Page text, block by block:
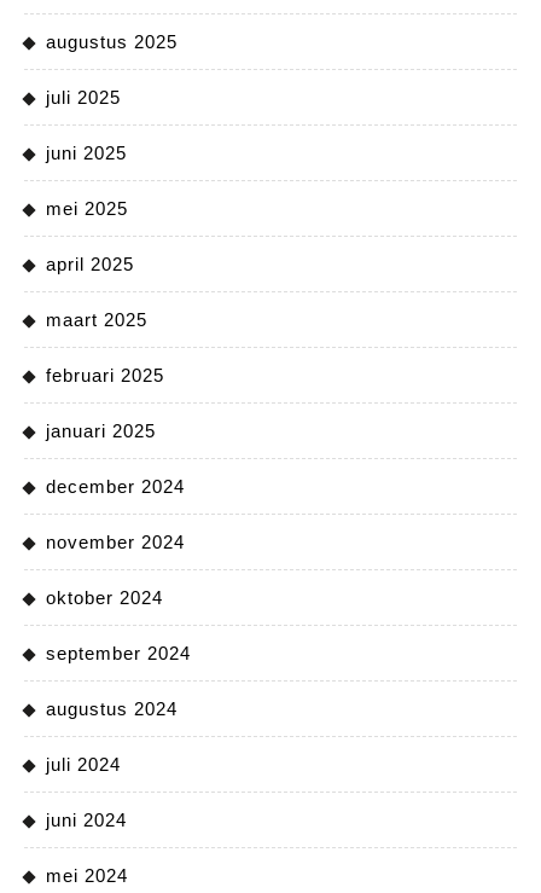
augustus 2025
juli 2025
juni 2025
mei 2025
april 2025
maart 2025
februari 2025
januari 2025
december 2024
november 2024
oktober 2024
september 2024
augustus 2024
juli 2024
juni 2024
mei 2024